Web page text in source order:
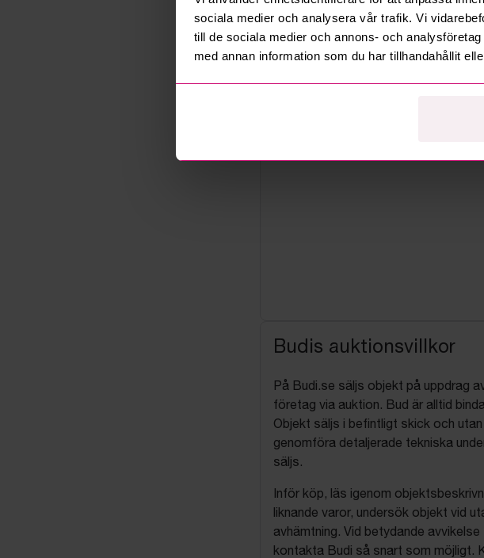
sociala medier och analysera vår trafik. Vi
till de sociala medier och annons- och
med annan information som du har tillhandahållit
Säljare
Företag
Budis auktionsvillkor
På Budi.se säljs objekt på uppdrag
företag via auktion. Bud är alltid
Objekt säljs i befintligt skick och
genomföra detaljerade tekniska
säljs.
Inför köp, läs igenom
liknande varor, undersök objekt vid
avhämtning. Vid betydande
kontakta Budi så snart som möjligt.